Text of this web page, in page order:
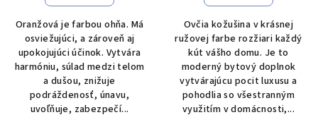
Oranžová je farbou ohňa. Má
osviežujúci, a zároveň aj
upokojujúci účinok. Vytvára
harmóniu, súlad medzi telom
a dušou, znižuje
podráždenosť, únavu,
uvoľňuje, zabezpečí...
Ovčia kožušina v krásnej
ružovej farbe rozžiari každý
kút vášho domu. Je to
moderný bytový doplnok
vytvárajúcu pocit luxusu a
pohodlia so všestranným
využitím v domácnosti,...